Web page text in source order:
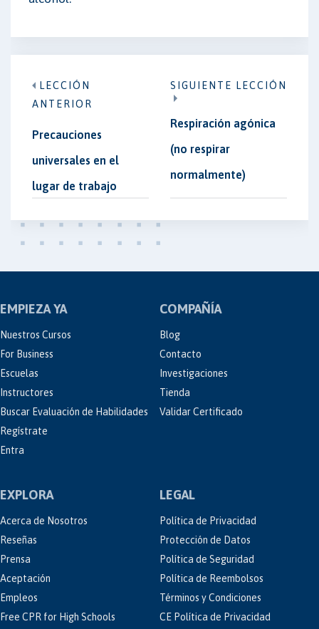
LECCIÓN
ANTERIOR
Precauciones
universales en el
lugar de trabajo
SIGUIENTE LECCIÓN
Respiración agónica
(no respirar
normalmente)
EMPIEZA YA
Nuestros Cursos
For Business
Escuelas
Instructores
Buscar Evaluación de Habilidades
Regístrate
Entra
COMPAÑÍA
Blog
Contacto
Investigaciones
Tienda
Validar Certificado
EXPLORA
Acerca de Nosotros
Reseñas
Prensa
Aceptación
Empleos
Free CPR for High Schools
LEGAL
Política de Privacidad
Protección de Datos
Política de Seguridad
Política de Reembolsos
Términos y Condiciones
CE Política de Privacidad